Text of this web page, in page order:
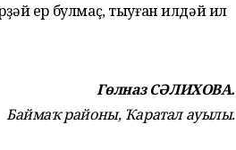
ер булмаҫ, тыуған илдәй ил
Гөлназ СӘЛИХОВА.
Баймаҡ районы, Ҡаратал ауылы.